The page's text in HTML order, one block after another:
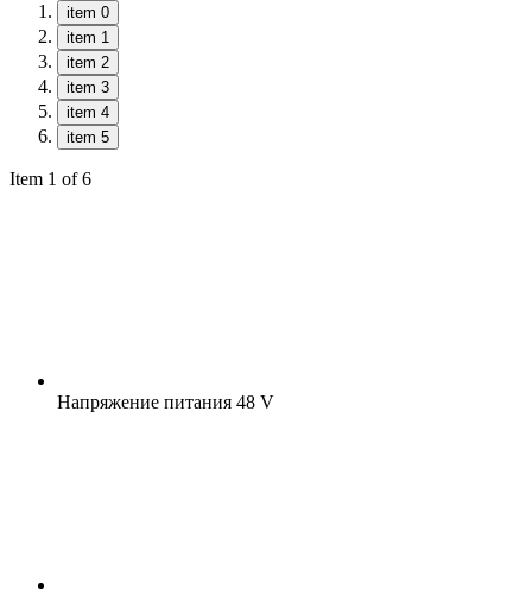
item 0
item 1
item 2
item 3
item 4
item 5
Item 1 of 6
Напряжение питания 48 V